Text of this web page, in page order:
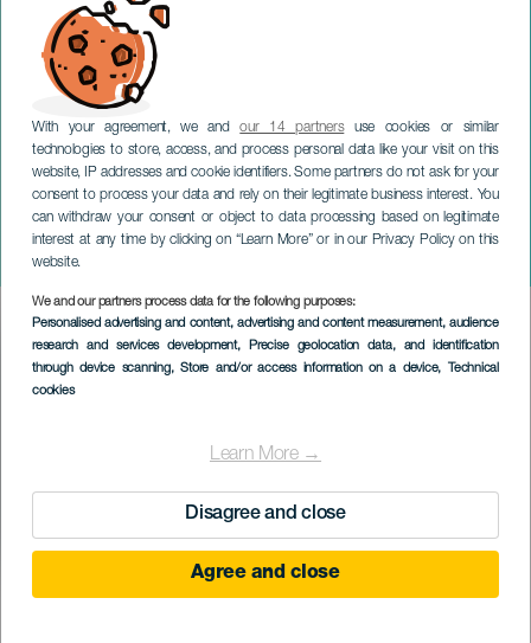
With your agreement, we andour 14 partnersuse cookies or similar
technologies to store, access, and process personal data like your visit on this
website, IP addresses and cookie identifiers. Some partners do not ask for your
consent to process your data and rely on their legitimate business interest. You
can withdraw your consent or object to data processing based on legitimate
interest at any time by clicking on “Learn More” or in our Privacy Policy on this
website.
We and our partners process data for the following purposes:
Personalised advertising and content, advertising and content measurement, audience
research and services development, Precise geolocation data, and identification
through device scanning, Store and/or access information on a device, Technical
cookies
Learn More →
Disagree and close
Agree and close
Piña Millo Fest
TENERIFE
Imagen
Listado